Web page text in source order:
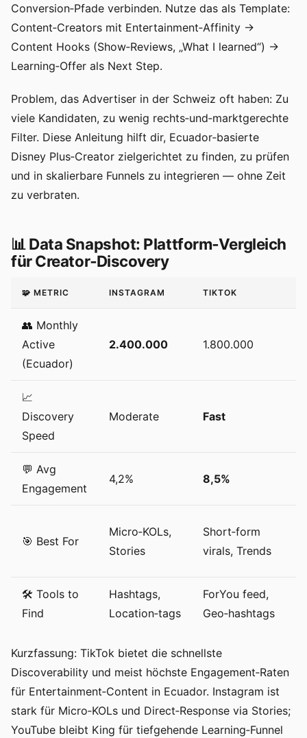
Conversion‑Pfade verbinden. Nutze das als Template:
Content‑Creators mit Entertainment‑Affinity →
Content Hooks (Show‑Reviews, „What I learned“) →
Learning‑Offer als Next Step.
Problem, das Advertiser in der Schweiz oft haben: Zu
viele Kandidaten, zu wenig rechts‑und‑marktgerechte
Filter. Diese Anleitung hilft dir, Ecuador‑basierte
Disney Plus‑Creator zielgerichtet zu finden, zu prüfen
und in skalierbare Funnels zu integrieren — ohne Zeit
zu verbraten.
📊 Data Snapshot: Plattform‑Vergleich
für Creator‑Discovery
🧩 METRIC INSTAGRAM TIKTOK
👥 Monthly
Active
(Ecuador)
2.400.000 1.800.000
📈
Discovery
Speed
Moderate Fast
💬 Avg
Engagement
4,2% 8,5%
🎯 Best For
Micro‑KOLs,
Stories
Short‑form
virals, Trends
🛠️ Tools to
Find
Hashtags,
Location‑tags
ForYou feed,
Geo‑hashtags
Kurzfassung: TikTok bietet die schnellste
Discoverability und meist höchste Engagement‑Raten
für Entertainment‑Content in Ecuador. Instagram ist
stark für Micro‑KOLs und Direct‑Response via Stories;
YouTube bleibt King für tiefgehende Learning‑Funnel